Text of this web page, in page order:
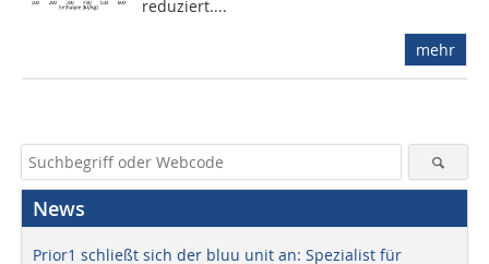
reduziert....
mehr
News
Prior1 schließt sich der bluu unit an: Spezialist für